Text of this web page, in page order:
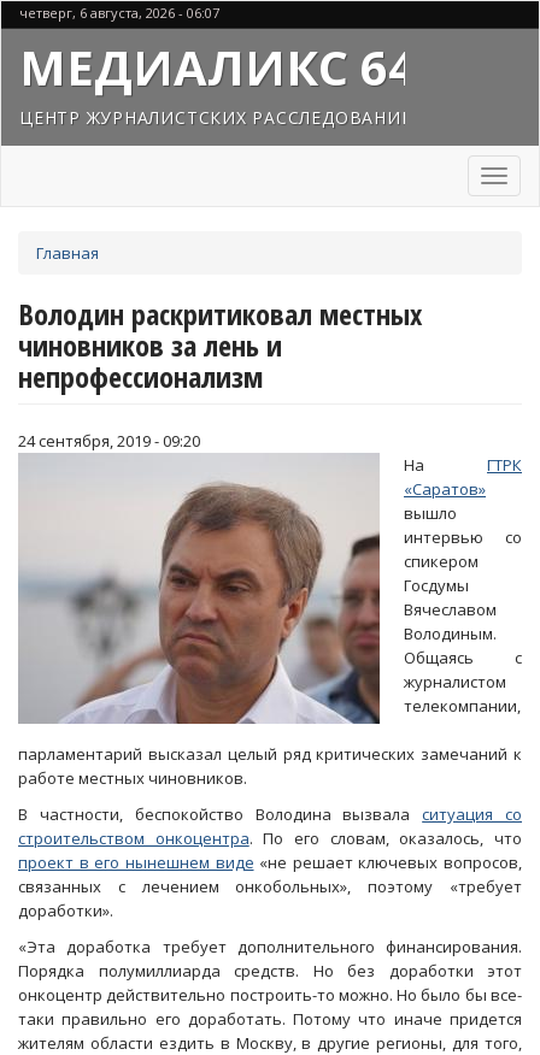
Перейти
к
основному
содержанию
четверг, 6 августа, 2026 - 06:07
МЕДИАЛИКС 64
ЦЕНТР ЖУРНАЛИСТСКИХ РАССЛЕДОВАНИЙ
Toggle
здесь
Главная
Володин раскритиковал местных
чиновников за лень и
непрофессионализм
24 сентября, 2019 - 09:20
На ГТРК
«Саратов»
вышло
интервью со
спикером
Госдумы
Вячеславом
Володиным.
Общаясь с
журналистом
телекомпании,
парламентарий высказал целый ряд критических замечаний к
работе местных чиновников.
В частности, беспокойство Володина вызваласитуация со
строительством онкоцентра. По его словам, оказалось, что
проект в его нынешнем виде «не решает ключевых вопросов,
связанных с лечением онкобольных», поэтому «требует
доработки».
«Эта доработка требует дополнительного финансирования.
Порядка полумиллиарда средств. Но без доработки этот
онкоцентр действительно построить-то можно. Но было бы все-
таки правильно его доработать. Потому что иначе придется
жителям области ездить в Москву, в другие регионы, для того,